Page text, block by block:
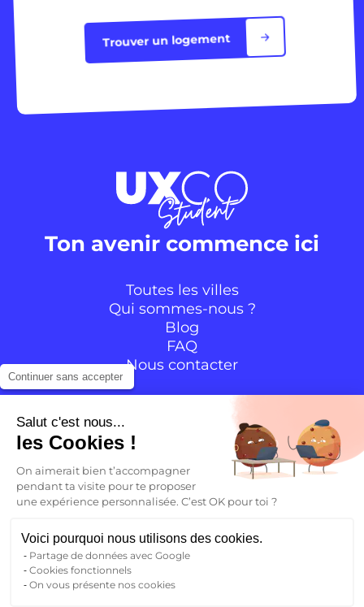
Trouver un logement
Ton avenir commence ici
Toutes les villes
Qui sommes-nous ?
Blog
FAQ
Nous contacter
YouTubeLinkedIn
FR
Continuer sans accepter
Salut c'est nous...
les Cookies !
On aimerait bien t’accompagner
pendant ta visite pour te proposer
une expérience personnalisée. C’est OK pour toi ?
Voici pourquoi nous utilisons des cookies.
Partage de données avec Google
Cookies fonctionnels
On vous présente nos cookies